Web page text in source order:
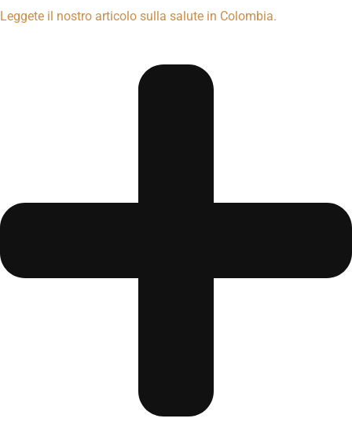
Leggete il nostro articolo sulla salute in Colombia.